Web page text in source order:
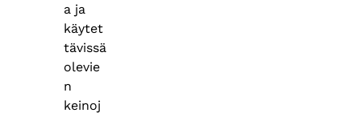
a ja
käytet
tävissä
olevie
n
keinoj